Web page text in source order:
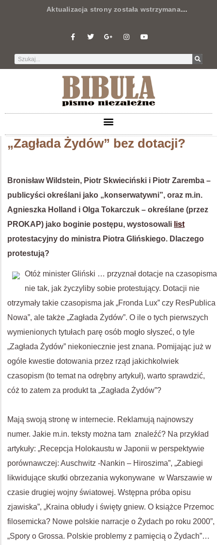
Aktualizacja strony została wstrzymana…
„Zagłada Żydów” bez dotacji?
Bronisław Wildstein, Piotr Skwieciński i Piotr Zaremba –
publicyści określani jako „konserwatywni”, oraz m.in.
Agnieszka Holland i Olga Tokarczuk – określane (przez
PROKAP) jako boginie postępu, wystosowali list
protestacyjny do ministra Piotra Glińskiego. Dlaczego
protestują?
Otóż minister Gliński … przyznał dotacje na czasopisma
nie tak, jak życzyliby sobie protestujący. Dotacji nie
otrzymały takie czasopisma jak „Fronda Lux” czy ResPublica
Nowa”, ale także „Zagłada Żydów”. O ile o tych pierwszych
wymienionych tytułach parę osób mogło słyszeć, o tyle
„Zagłada Żydów” niekoniecznie jest znana. Pomijając już w
ogóle kwestie dotowania przez rząd jakichkolwiek
czasopism (to temat na odrębny artykuł), warto sprawdzić,
cóż to zatem za produkt ta „Zagłada Żydów”?
Mają swoją stronę w internecie. Reklamują najnowszy
numer. Jakie m.in. teksty można tam znaleźć? Na przykład
artykuły: „Recepcja Holokaustu w Japonii w perspektywie
porównawczej: Auschwitz -Nankin – Hiroszima”, „Zabiegi
likwidujące skutki obrzezania wykonywane w Warszawie w
czasie drugiej wojny światowej. Wstępna próba opisu
zjawiska”, „Kraina obłudy i święty gniew. O książce Przemoc
filosemicka? Nowe polskie narracje o Żydach po roku 2000”,
„Spory o Grossa. Polskie problemy z pamięcią o Żydach”…